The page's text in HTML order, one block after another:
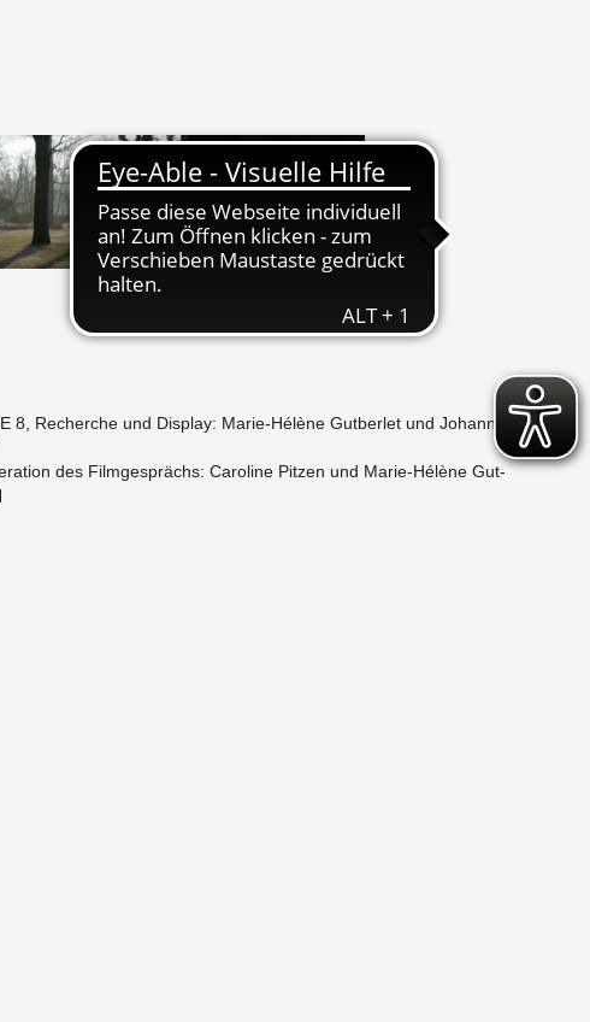
8, Re­cher­che und Dis­play: Ma­rie-Hélène Gut­ber­let und Jo­han­na
des Film­ge­sprächs: Ca­ro­li­ne Pit­zen und Ma­rie-Hélène Gut­